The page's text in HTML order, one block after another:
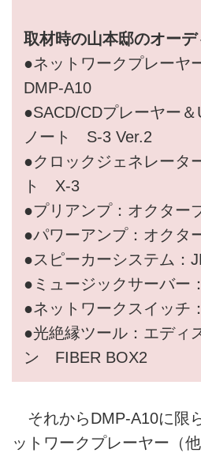
取材時の山本邸のオー
●ネットワークプレーヤ
DMP-A10
●SACD/CDプレーヤー
ノート S-3 Ver.2
●クロックジェネレータ
ト X-3
●プリアンプ：オクタ
●パワーアンプ：オク
●スピーカーシステム
●ミュージックサーバ
●ネットワークスイッ
●光絶縁ツール：エディ
ン FIBER BOX2
それからDMP-A10に限
ットワークプレーヤー（